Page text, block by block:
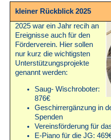
kleiner Rückblick 2025
2025 war ein Jahr recih an
Ereignisse auch für den
Förderverein. Hier sollen
nur kurz die wichtigsten
Unterstützungsprojekte
genannt werden:
Saug- Wischroboter:
876€
Geschirrergänzung in
Spenden
Vereinsförderung für
E-Piano für die JG: